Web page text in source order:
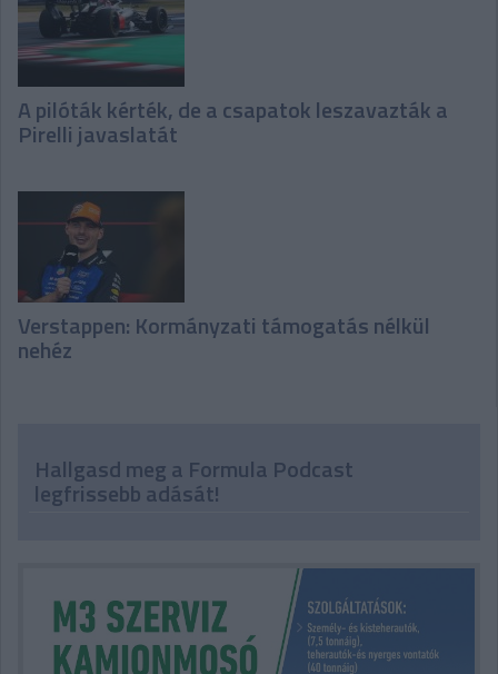
A pilóták kérték, de a csapatok leszavazták a
Pirelli javaslatát
Verstappen: Kormányzati támogatás nélkül
nehéz
Hallgasd meg a Formula Podcast
legfrissebb adását!